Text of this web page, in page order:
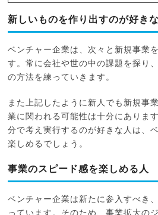
新しいものを作り出すのが好き
ベンチャー企業は、次々と新規事業
す。常に会社や世の中の課題を探り
の方法を練っていきます。
また上記したように新人でも新規事
業に関われる可能性は十分にありま
分で考え実行するのが好きな人は、
楽しめるでしょう。
事業のスピード感を楽しめる人
ベンチャー企業は新たに参入すべき
っています。そのため、事業拡大の